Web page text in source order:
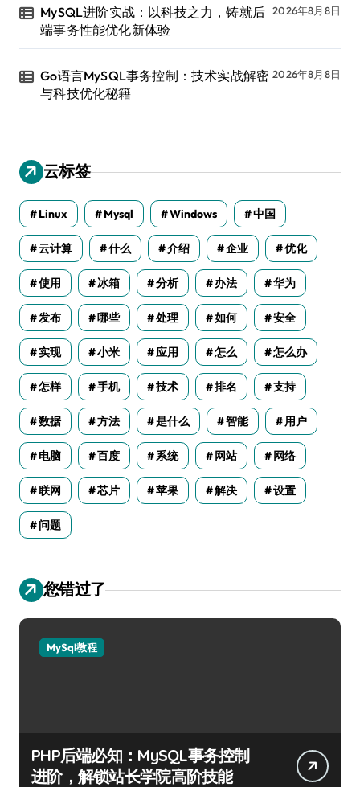
MySQL进阶实战：以科技之力，铸就后
端事务性能优化新体验
2026年8月8日
Go语言MySQL事务控制：技术实战解密
与科技优化秘籍
2026年8月8日
云标签
Linux Mysql Windows 中国
云计算 什么 介绍 企业 优化
使用 冰箱 分析 办法 华为
发布 哪些 处理 如何 安全
实现 小米 应用 怎么 怎么办
怎样 手机 技术 排名 支持
数据 方法 是什么 智能 用户
电脑 百度 系统 网站 网络
联网 芯片 苹果 解决 设置
问题
您错过了
MySql教程
PHP后端必知：MySQL事务控制
进阶，解锁站长学院高阶技能